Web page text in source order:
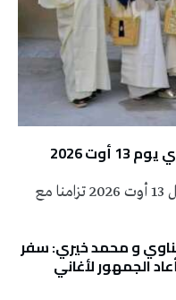
2026
تُنظم جمعية تراثنا يوم الخميس المقبل 13 أوت 2026 تزامنا مع
و محمد خيري: سفر
الجمهور لأغاني